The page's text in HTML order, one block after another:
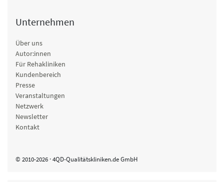
Unternehmen
Über uns
Autor:innen
Für Rehakliniken
Kundenbereich
Presse
Veranstaltungen
Netzwerk
Newsletter
Kontakt
© 2010-2026 · 4QD-Qualitätskliniken.de GmbH